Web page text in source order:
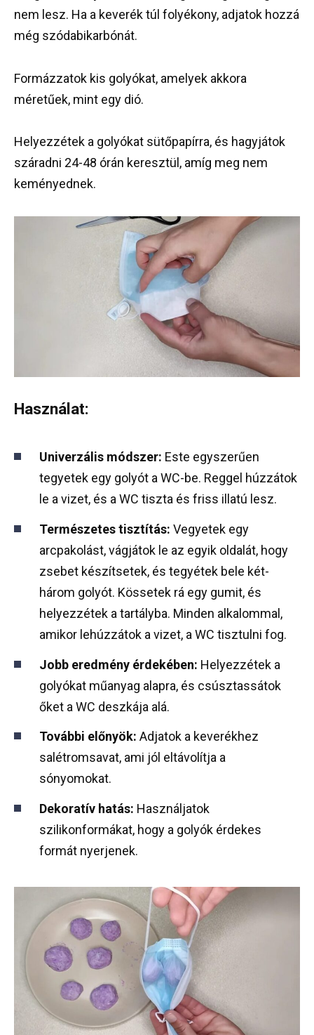
nem lesz. Ha a keverék túl folyékony, adjatok hozzá
még szódabikarbónát.
Formázzatok kis golyókat, amelyek akkora
méretűek, mint egy dió.
Helyezzétek a golyókat sütőpapírra, és hagyjátok
száradni 24-48 órán keresztül, amíg meg nem
keményednek.
Használat:
Univerzális módszer: Este egyszerűen
tegyetek egy golyót a WC-be. Reggel húzzátok
le a vizet, és a WC tiszta és friss illatú lesz.
Természetes tisztítás: Vegyetek egy
arcpakolást, vágjátok le az egyik oldalát, hogy
zsebet készítsetek, és tegyétek bele két-
három golyót. Kössetek rá egy gumit, és
helyezzétek a tartályba. Minden alkalommal,
amikor lehúzzátok a vizet, a WC tisztulni fog.
Jobb eredmény érdekében: Helyezzétek a
golyókat műanyag alapra, és csúsztassátok
őket a WC deszkája alá.
További előnyök: Adjatok a keverékhez
salétromsavat, ami jól eltávolítja a
sónyomokat.
Dekoratív hatás: Használjatok
szilikonformákat, hogy a golyók érdekes
formát nyerjenek.